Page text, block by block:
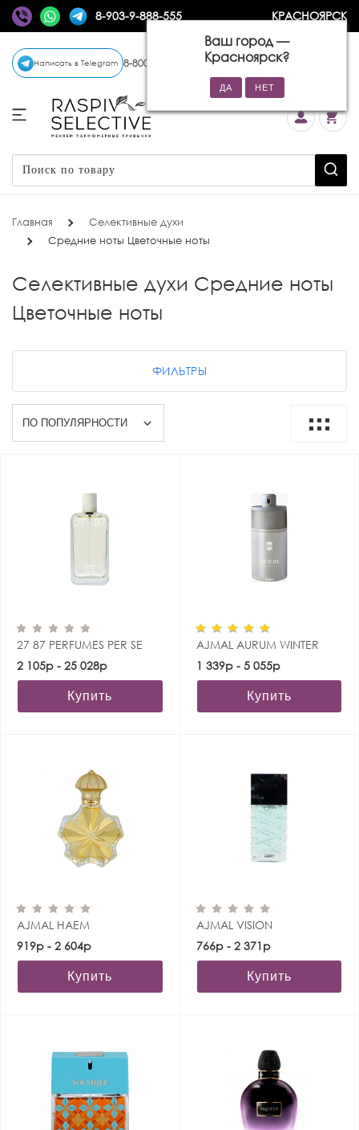
8-903-9-888-555 КРАСНОЯРСК
Ваш город —
Красноярск?
Написать в Telegram 8-800-770-72-34 (бесплатно)
Главная
Селективные духи
Средние ноты Цветочные ноты
Селективные духи Средние ноты
Цветочные ноты
ФИЛЬТРЫ
27 87 PERFUMES PER SE
2 105р - 25 028р
Купить
AJMAL AURUM WINTER
1 339р - 5 055р
Купить
AJMAL HAEM
919р - 2 604р
Купить
AJMAL VISION
766р - 2 371р
Купить